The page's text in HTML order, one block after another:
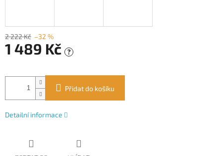
2 222 Kč –32 %
1 489 Kč ?
cena:
Přidat do košíku
Detailní informace